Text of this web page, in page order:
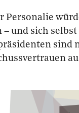
Personalie
– und sich
sind